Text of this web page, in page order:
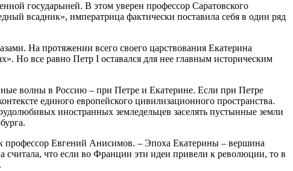
государыней. В этом уверен профессор Саратовского
всадник», императрица фактически поставила себя в один ряд
На протяжении всего своего царствования Екатерина
Но все равно Петр I оставался для нее главным историческим
волны в Россию – при Петре и Екатерине. Если при Петре
единого европейского цивилизационного пространства.
иностранных земледельцев заселять пустынные земли
профессор Евгений Анисимов. – Эпоха Екатерины – вершина
что если во Франции эти идеи привели к революции, то в